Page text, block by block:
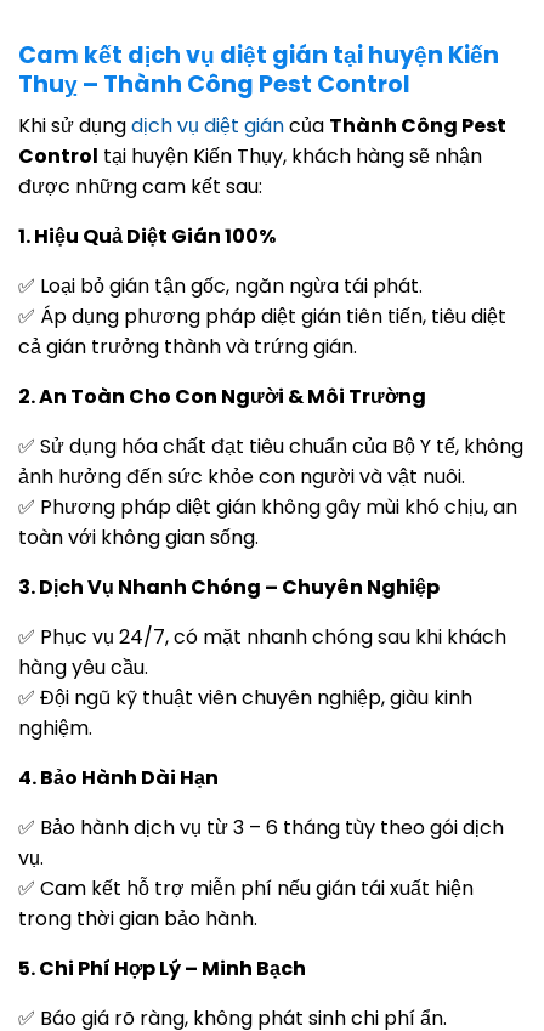
Cam kết dịch vụ diệt gián tại huyện Kiến
Thuỵ – Thành Công Pest Control
Khi sử dụngdịch vụ diệt giáncủa Thành Công Pest
Control tại huyện Kiến Thụy, khách hàng sẽ nhận
được những cam kết sau:
1. Hiệu Quả Diệt Gián 100%
✅ Loại bỏ gián tận gốc, ngăn ngừa tái phát.
✅ Áp dụng phương pháp diệt gián tiên tiến, tiêu diệt
cả gián trưởng thành và trứng gián.
2. An Toàn Cho Con Người & Môi Trường
✅ Sử dụng hóa chất đạt tiêu chuẩn của Bộ Y tế, không
ảnh hưởng đến sức khỏe con người và vật nuôi.
✅ Phương pháp diệt gián không gây mùi khó chịu, an
toàn với không gian sống.
3. Dịch Vụ Nhanh Chóng – Chuyên Nghiệp
✅ Phục vụ 24/7, có mặt nhanh chóng sau khi khách
hàng yêu cầu.
✅ Đội ngũ kỹ thuật viên chuyên nghiệp, giàu kinh
nghiệm.
4. Bảo Hành Dài Hạn
✅ Bảo hành dịch vụ từ 3 – 6 tháng tùy theo gói dịch
vụ.
✅ Cam kết hỗ trợ miễn phí nếu gián tái xuất hiện
trong thời gian bảo hành.
5. Chi Phí Hợp Lý – Minh Bạch
✅ Báo giá rõ ràng, không phát sinh chi phí ẩn.